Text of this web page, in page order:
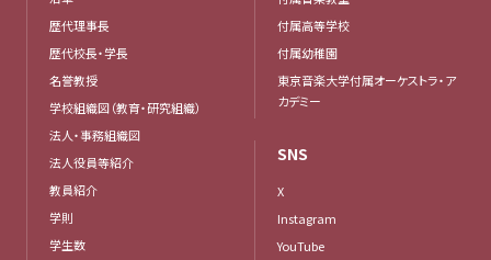
歴代理事長
歴代校長・学長
名誉教授
学校組織図（教育・研究組織）
法人・事務組織図
法人役員等紹介
教員紹介
学則
学生数
付属高等学校
付属幼稚園
東京音楽大学付属オーケストラ・ア
カデミー
SNS
X
Instagram
YouTube